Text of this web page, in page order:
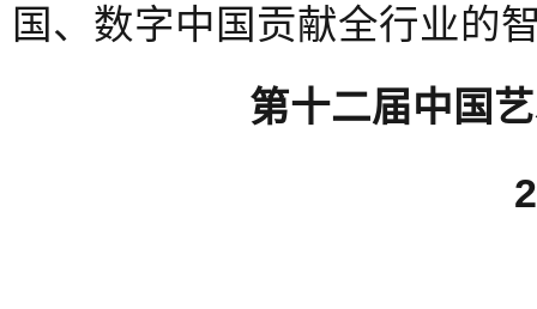
国、数字中国贡献全行业的
第十二届中国